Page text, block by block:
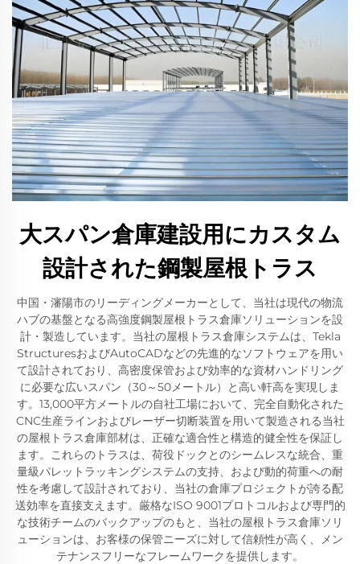
大スパン倉庫建設用にカスタム
設計された鋼製屋根トラス
中国・瀋陽市のリーディングメーカーとして、当社は現代の物流
ハブの基盤となる高強度鋼製屋根トラス倉庫ソリューションを設
計・製造しています。当社の屋根トラス倉庫システムは、Tekla
StructuresおよびAutoCADなどの先進的なソフトウェアを用い
て設計されており、高密度保管および効率的な資材ハンドリング
に必要な広いスパン（30～50メートル）と高い軒高を実現しま
す。13,000平方メートルの自社工場において、完全自動化された
CNC生産ラインおよびレーザー切断装置を用いて製造される当社
の屋根トラス倉庫部材は、正確な適合性と構造的健全性を保証し
ます。これらのトラスは、荷役ドックとのシームレスな統合、重
量級パレットラッキングシステムの支持、および動的荷重への耐
性を考慮して設計されており、当社の倉庫プロジェクトが誇る配
送効率を直接支えます。厳格なISO 9001プロトコルおよび専門的
な技術チームのバックアップのもと、当社の屋根トラス倉庫ソリ
ューションは、お客様の保管ニーズに対して信頼性が高く、メン
テナンスフリーなフレームワークを提供します。